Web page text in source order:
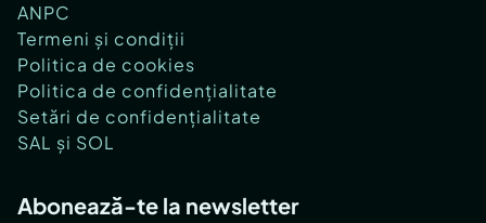
ANPC
Termeni și condiții
Politica de cookies
Politica de confidențialitate
Setări de confidențialitate
SAL și SOL
Abonează-te la newsletter